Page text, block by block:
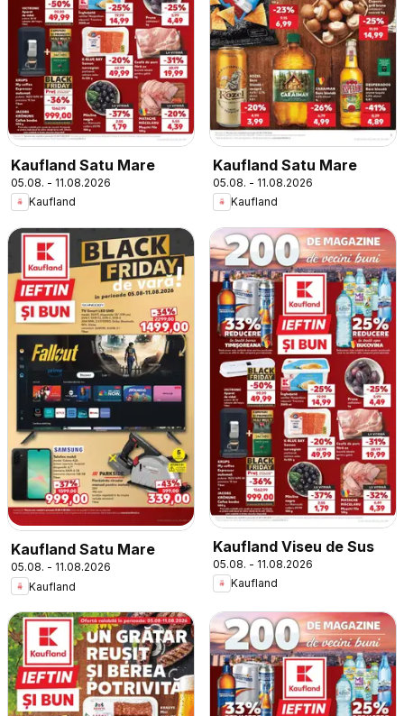
Kaufland Satu Mare
05.08. - 11.08.2026
Kaufland
Kaufland Satu Mare
05.08. - 11.08.2026
Kaufland
Kaufland Satu Mare
05.08. - 11.08.2026
Kaufland
Kaufland Viseu de Sus
05.08. - 11.08.2026
Kaufland